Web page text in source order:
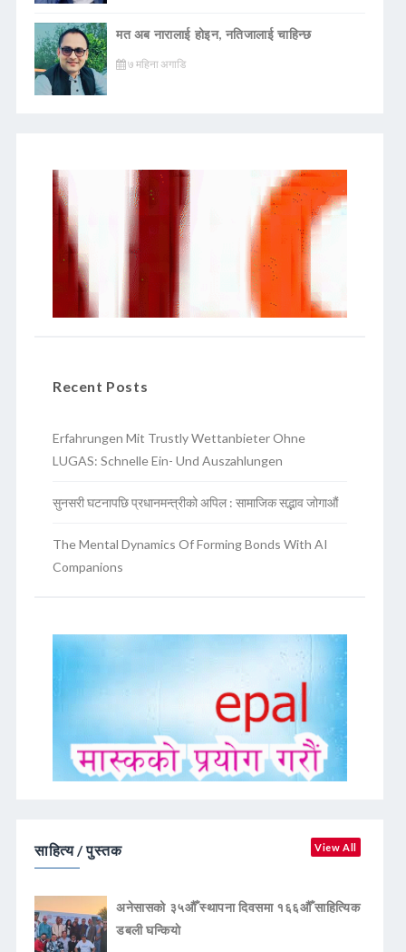
मत अब नारालाई होइन, नतिजालाई चाहिन्छ
७ महिना अगाडि
Recent Posts
Erfahrungen Mit Trustly Wettanbieter Ohne
LUGAS: Schnelle Ein- Und Auszahlungen
सुनसरी घटनापछि प्रधानमन्त्रीको अपिल : सामाजिक सद्भाव जोगाऔं
The Mental Dynamics Of Forming Bonds With AI
Companions
साहित्य / पुस्तक View All
अनेसासको ३५औँ स्थापना दिवसमा १६६औँ साहित्यिक
डबली घन्कियाे